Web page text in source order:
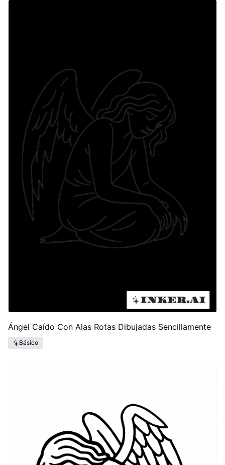
Ángel Caído Con Alas Rotas Dibujadas Sencillamente
Básico